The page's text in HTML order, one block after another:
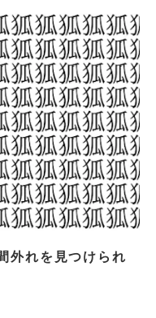
外れを見つけられ